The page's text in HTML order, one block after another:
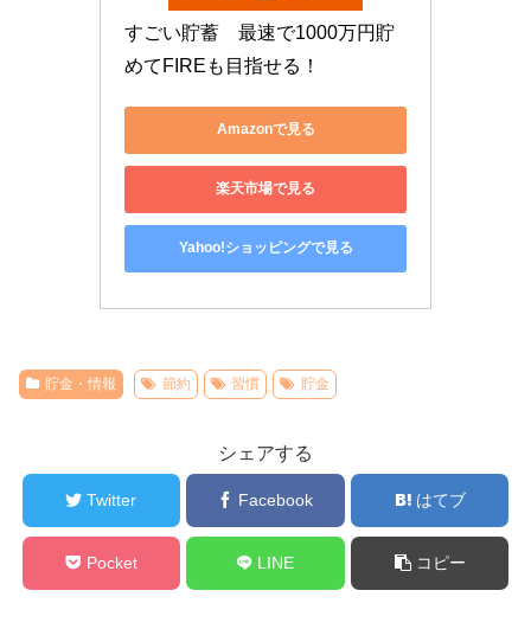
すごい貯蓄　最速で1000万円貯
めてFIREも目指せる！
Amazonで見る
楽天市場で見る
Yahoo!ショッピングで見る
貯金・情報 節約 習慣 貯金
シェアする
Twitter Facebook はてブ
Pocket LINE コピー